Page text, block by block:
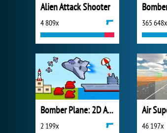
Alien Attack Shooter
4 809x 365 648x
Bomber Plane: 2D Air Strike
2 199x
Air
46 197x